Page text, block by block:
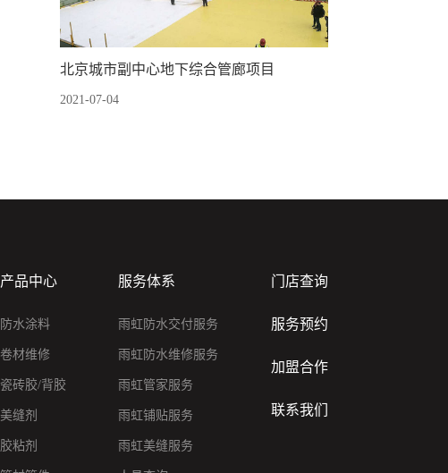
北京城市副中心地下综合管廊项目
2021-07-04
产品中心
防水涂料
卷材维修
瓷砖胶/背胶
美缝剂
胶粘剂
服务体系
雨虹防水交付服务
雨虹防水维修服务
雨虹管家服务
雨虹铺贴服务
雨虹美缝服务
门店查询
服务预约
加盟合作
联系我们